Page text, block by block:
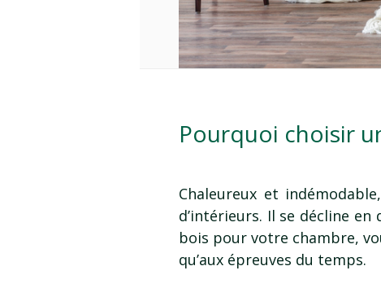
Pourquoi choisir
Chaleureux et
d’intérieurs. Il se décline
bois pour votre chambre,
qu’aux épreuves du temps.